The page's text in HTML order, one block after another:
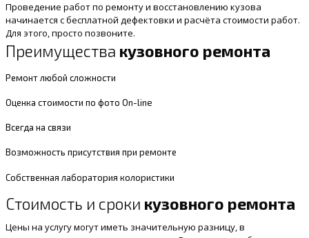
Проведение работ по ремонту и восстановлению кузова
начинается с бесплатной дефектовки и расчёта стоимости работ.
Для этого, просто позвоните.
Преимущества кузовного ремонта
Ремонт любой сложности
Оценка стоимости по фото On-line
Всегда на связи
Возможность присутствия при ремонте
Собственная лаборатория колористики
Стоимость и сроки кузовного ремонта
Цены на услугу могут иметь значительную разницу, в